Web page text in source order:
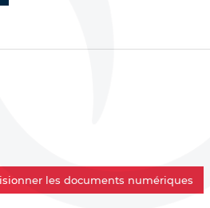
les documents numériques